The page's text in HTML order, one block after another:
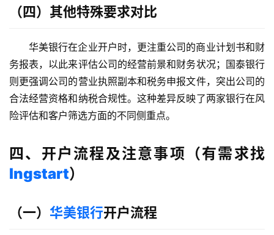
栏
（四）其他特殊要求对比
华美银行在企业开户时，更注重公司的商业计划书和财
务报表，以此来评估公司的经营前景和财务状况；国泰银行
则更强调公司的营业执照副本和税务申报文件，突出公司的
合法经营资格和纳税合规性。这种差异反映了两家银行在风
险评估和客户筛选方面的不同侧重点。
四、开户流程及注意事项（有需求找
Ingstart）
（一） 华美银行开户流程